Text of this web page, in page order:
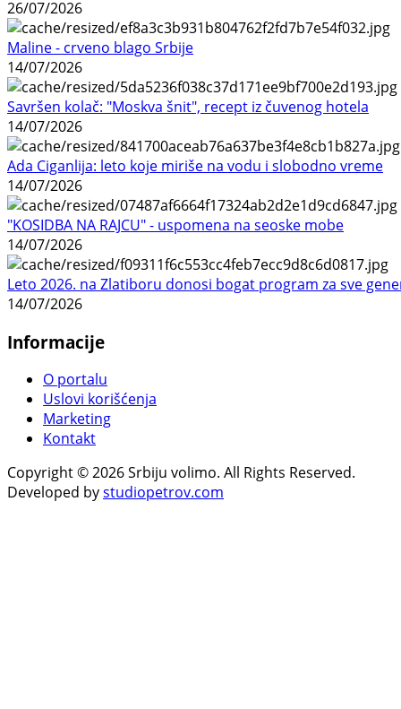
26/07/2026
Maline - crveno blago Srbije
14/07/2026
Savršen kolač: "Moskva šnit", recept iz čuvenog hotela
14/07/2026
Ada Ciganlija: leto koje miriše na vodu i slobodno vreme
14/07/2026
"KOSIDBA NA RAJCU" - uspomena na seoske mobe
14/07/2026
Leto 2026. na Zlatiboru donosi bogat program za sve
14/07/2026
Informacije
O portalu
Uslovi korišćenja
Marketing
Kontakt
Copyright © 2026 Srbiju volimo. All Rights Reserved.
Developed bystudiopetrov.com